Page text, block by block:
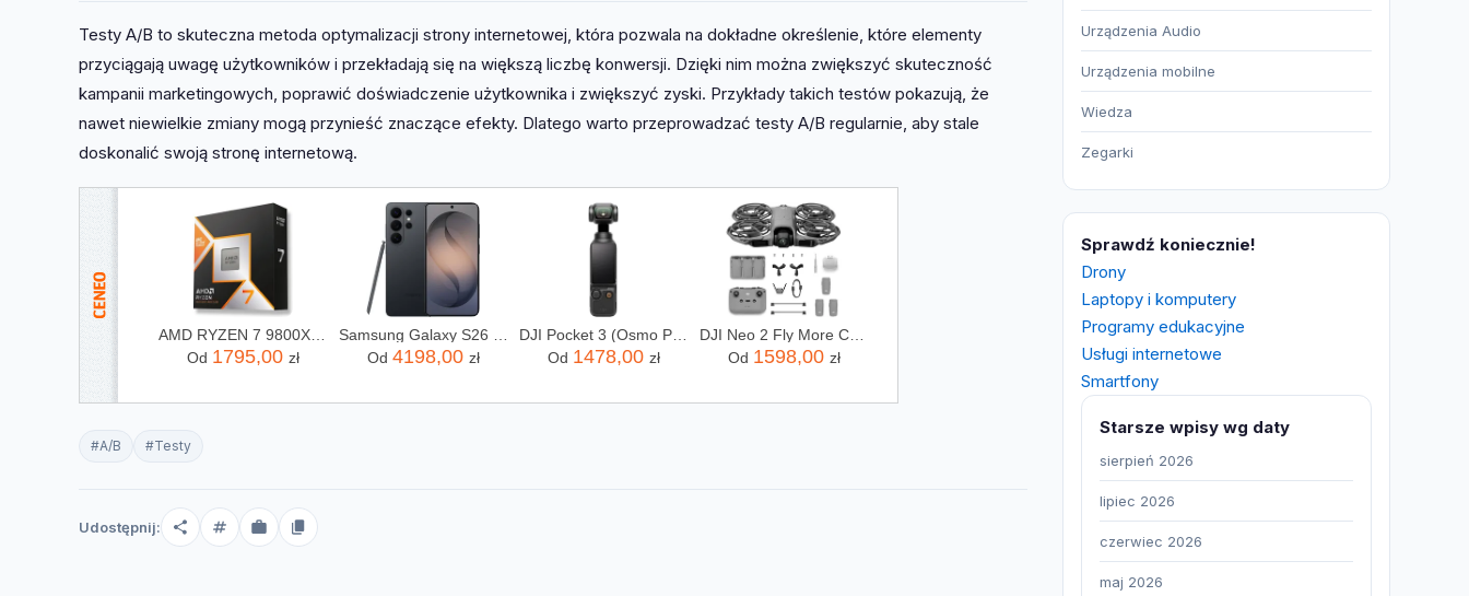
Testy A/B to skuteczna metoda optymalizacji strony internetowej, która pozwala na dokładne określenie, które elementy
przyciągają uwagę użytkowników i przekładają się na większą liczbę konwersji. Dzięki nim można zwiększyć skuteczność
kampanii marketingowych, poprawić doświadczenie użytkownika i zwiększyć zyski. Przykłady takich testów pokazują, że
nawet niewielkie zmiany mogą przynieść znaczące efekty. Dlatego warto przeprowadzać testy A/B regularnie, aby stale
doskonalić swoją stronę internetową.
AMD RYZEN 7 9800X3D X8 4,7GHz AM5 BOX
Od 1795,00 zł
Od 4198,00 zł
DJI Pocket 3 (Osmo Pocket 3)
Od 1478,00 zł
DJI Neo 2 Fly More Combo (RC-N3)
Od 1598,00 zł
#A/B #Testy
Udostępnij:
Urządzenia Audio
Urządzenia mobilne
Wiedza
Zegarki
Sprawdź koniecznie!
Drony
Laptopy i komputery
Programy edukacyjne
Usługi internetowe
Smartfony
Starsze wpisy wg daty
sierpień 2026
lipiec 2026
czerwiec 2026
maj 2026